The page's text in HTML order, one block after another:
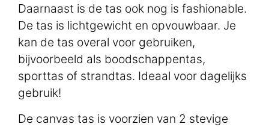
Daarnaast is de tas ook nog is fashionable.
De tas is lichtgewicht en opvouwbaar. Je
kan de tas overal voor gebruiken,
bijvoorbeeld als boodschappentas,
sporttas of strandtas. Ideaal voor dagelijks
gebruik!
De canvas tas is voorzien van 2 stevige